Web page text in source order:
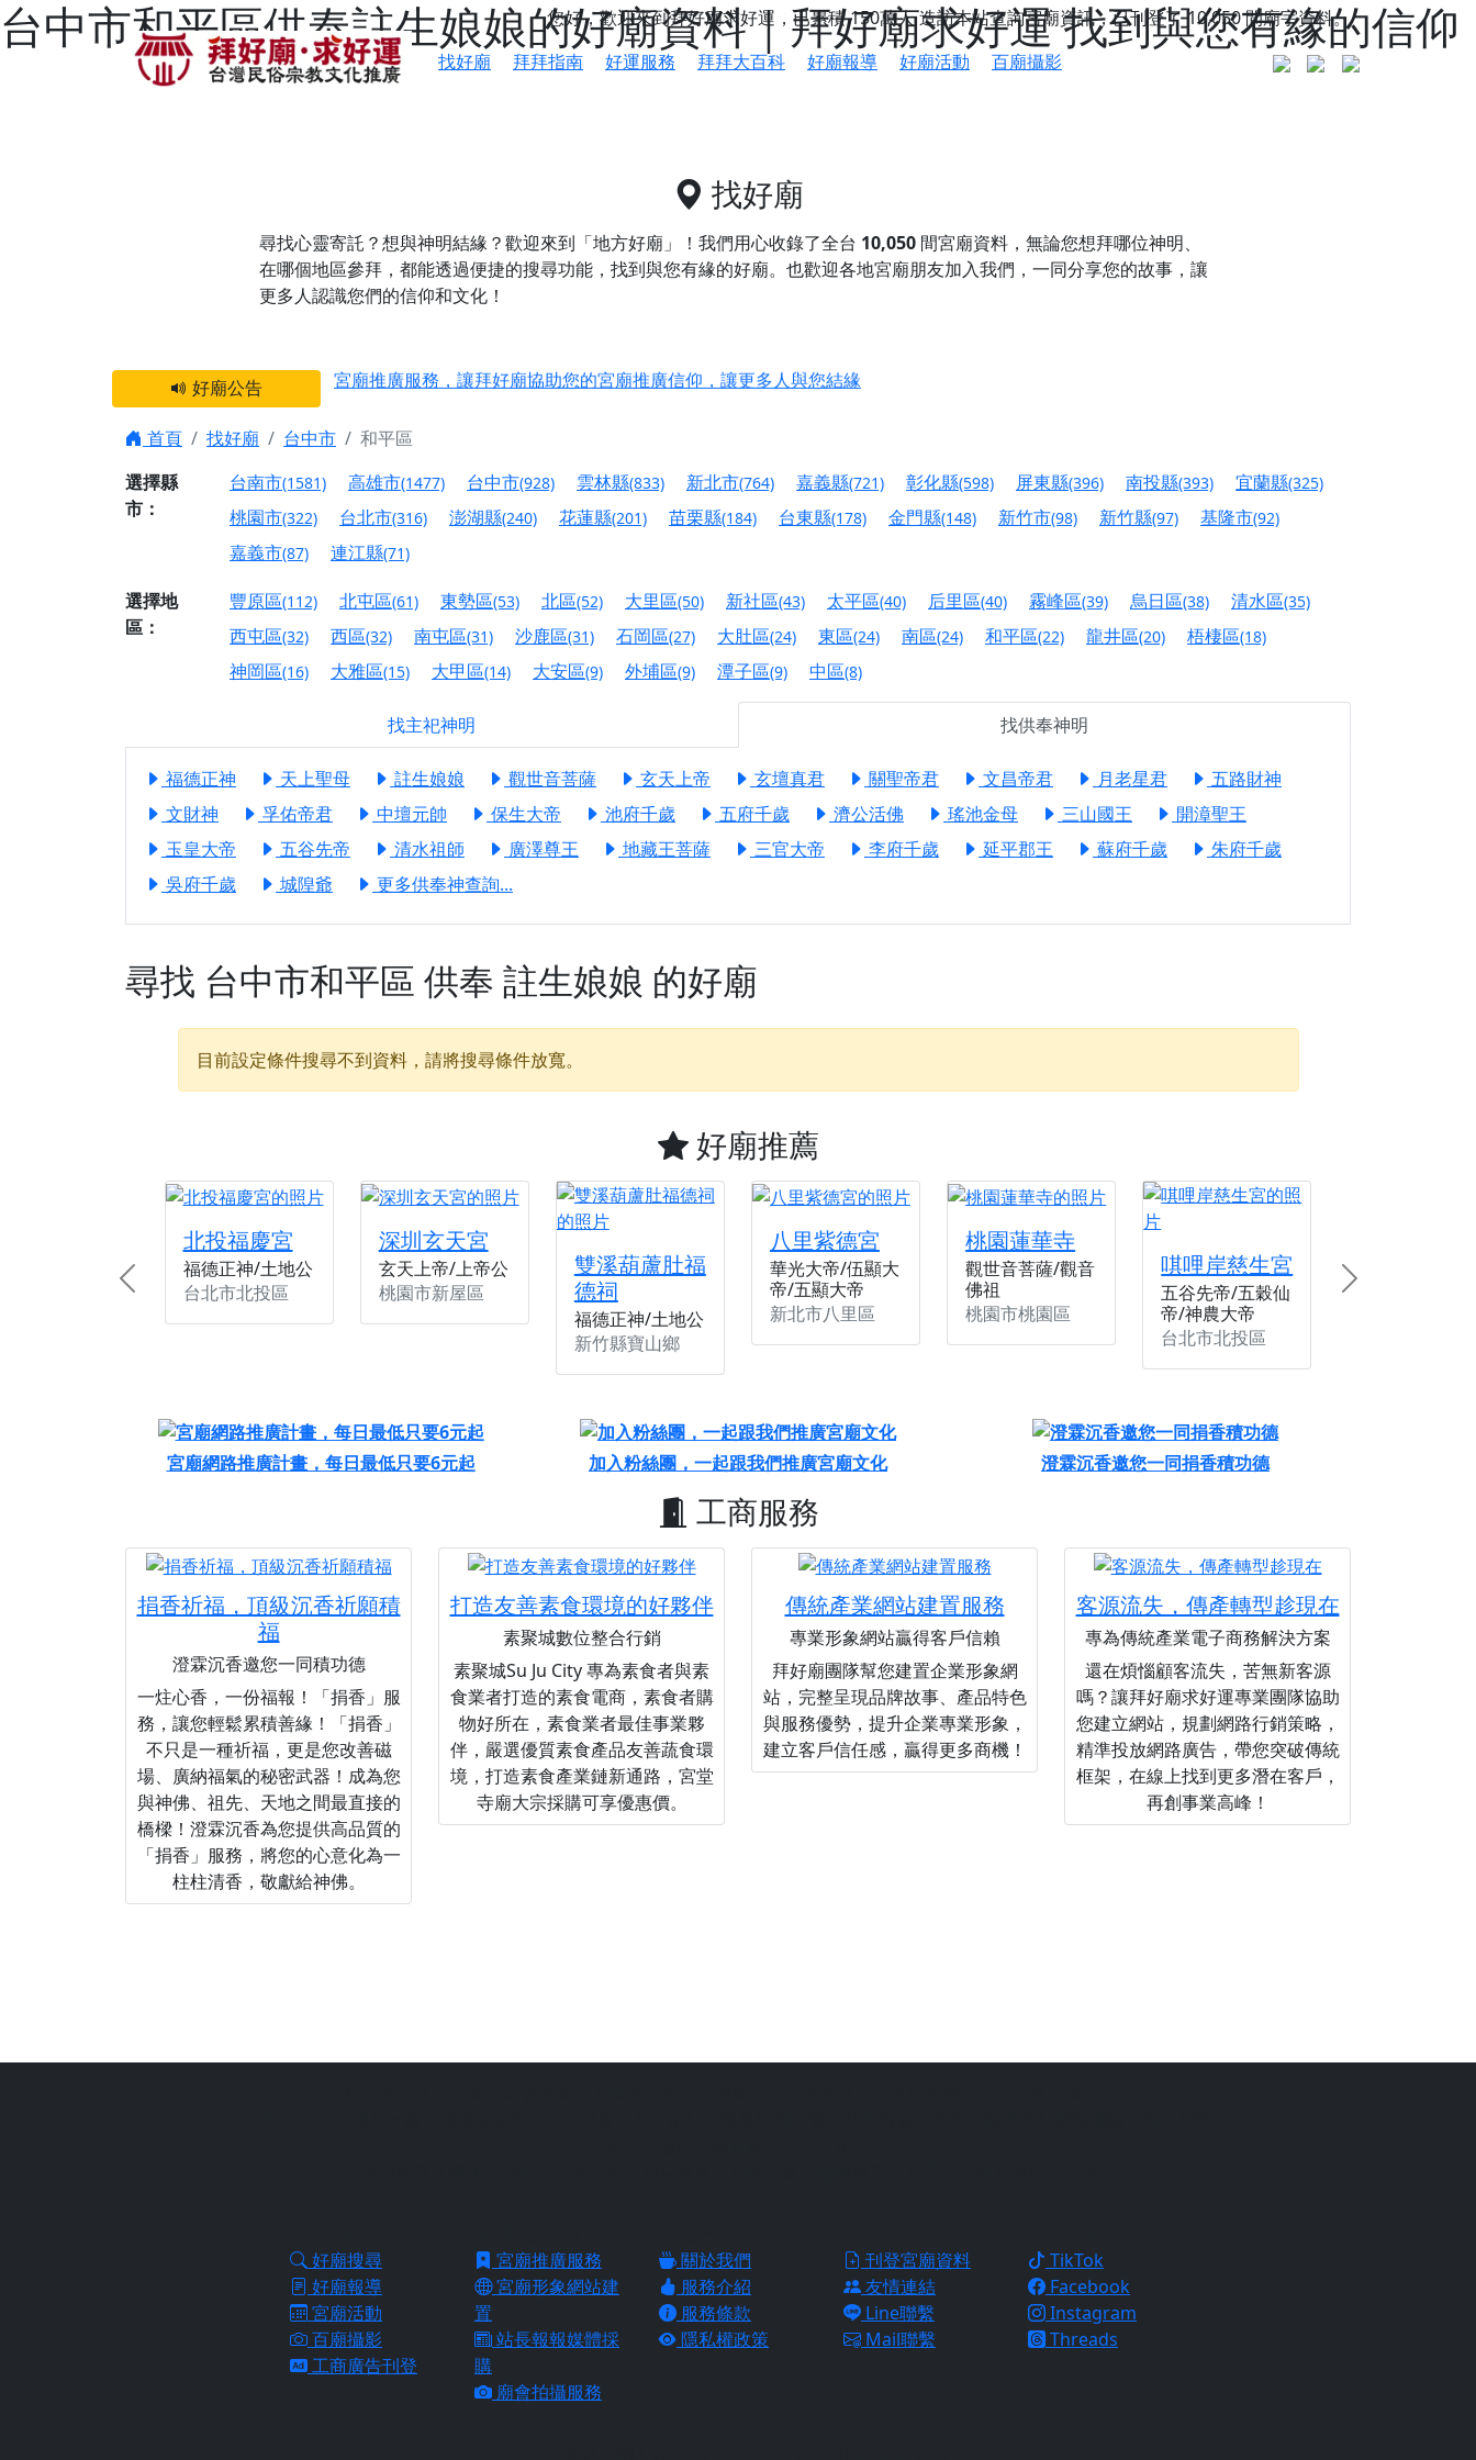
台中市和平區供奉註生娘娘的好廟資料｜拜好廟求好運 找到與您有緣的信仰
您好，歡迎來到拜好廟求好運，已累積150萬人造訪本站查詢宮廟資訊，已刊登了10,050間廟宇資料。
找好廟
拜拜指南 好運服務 拜拜大百科 好廟報導 好廟活動 百廟攝影
找好廟
尋找心靈寄託？想與神明結緣？歡迎來到「地方好廟」！我們用心收錄了全台 10,050 間宮廟資料，無論您想拜哪位神明、
在哪個地區參拜，都能透過便捷的搜尋功能，找到與您有緣的好廟。 也歡迎各地宮廟朋友加入我們，一同分享您的故事，讓
更多人認識您們的信仰和文化！
好廟公告
宮廟推廣服務，讓拜好廟協助您的宮廟推廣信仰，讓更多人與您結緣
之旅」！
【台北北投 唭哩岸慈生宮】慶讚中元普渡法會，誠摯邀請您一同參與，為自己與家人累積福德、祈求平安好運
【屏東縣獅子鄉 楓港清華山聖天宮】驪山母娘聖誕暨中元普渡大法會，誠邀十方善信大德，一同回到母娘慈悲座前，祈福納祥、慎
終追遠、廣植福田
【桃園市 桃園蓮華寺】盂蘭盆中元報恩法會，這場法會不只是超薦與普渡，更是一份對祖先的感恩、對親人的思念，也是為家人祈
願平安順遂的慈悲心意。
【桃園龜山 慈恩宮】丙午年梁皇寶懺法會，一念虔誠禮寶懺，一分懺悔植福田，誠邀十方善信大德共同參與。
【新北貢寮 南極玉明殿】中元普渡大法會，誠摯歡迎十方善信大德隨喜贊普，為祖先親眷祈求安息，也為自身與家人累積福德、種
【桃園慈善宮(天公廟)】中元普渡交給專業的來，省時省力又積福！「玉皇大帝 大天尊」 親自坐鎮主法！幫你累積的功德福報自然
是「超級加倍」！
【台北北投 福慶宮】慶讚中元普渡法會，誠摯邀請十方善信大德，一同回到北投土地公埔，祈願闔家平安、地方祥和、福運綿長。
【桃園龜山 慈恩宮】瑤池金母聖誕祝壽盛典，邀請十方善信大德蒞臨參香祝壽，同沐母娘慈光，共祈平安吉祥
【桃園龜山 慈恩宮】丙午年慶讚中元普渡法會，正是讓我們用善念與功德，迴向冥陽兩利、闔家平安的殊勝因緣。
【新北八里 紫德宮】丙午年中元普渡讚普超薦法會，普施眾生・慎終追遠・廣植福田
【台北北投金虎爺會】父親節陪爸爸一起闖關趣，邀請大小朋友一起留下珍貴的家庭回憶
【新北八里 紫德宮】父親節奉茶感恩活動，一杯茶，一份心意；一句感謝，一生難忘。
【桃園新屋 深圳玄天宮】農曆七月擴大犒軍科儀，吉祥月不只有普渡祈福，也有一份感謝守護的虔誠心意
【桃園新屋 深圳玄天宮】七娘媽聖誕祝壽慶典，誠摯邀請十方善信大德攜家帶眷前來參香，共同向七娘媽祝壽祈福
【桃園慈善宮(天公廟)】虎爺元帥 開光大典，祈求虎爺神威護持，庇佑闔家平安、財運亨通、事業順遂、百邪退散。
歡迎信眾分享您前往廟宇的參拜體驗，推廣您的信仰
首頁 找好廟 台中市
和平區
選擇縣
市：
台南市(1581) 高雄市(1477) 台中市(928) 雲林縣(833) 新北市(764) 嘉義縣(721) 彰化縣(598) 屏東縣(396) 南投縣(393) 宜蘭縣(325)
桃園市(322) 台北市(316) 澎湖縣(240) 花蓮縣(201) 苗栗縣(184) 台東縣(178) 金門縣(148) 新竹市(98) 新竹縣(97) 基隆市(92)
嘉義市(87) 連江縣(71)
選擇地
區：
豐原區(112) 北屯區(61) 東勢區(53) 北區(52) 大里區(50) 新社區(43) 太平區(40) 后里區(40) 霧峰區(39) 烏日區(38) 清水區(35)
西屯區(32) 西區(32) 南屯區(31) 沙鹿區(31) 石岡區(27) 大肚區(24) 東區(24) 南區(24) 和平區(22) 龍井區(20) 梧棲區(18)
神岡區(16) 大雅區(15) 大甲區(14) 大安區(9) 外埔區(9) 潭子區(9) 中區(8)
找主祀神明 找供奉神明
福德正神 天上聖母 註生娘娘 觀世音菩薩 玄天上帝 玄壇真君 關聖帝君 文昌帝君 月老星君
五路財神
文財神
孚佑帝君 中壇元帥 保生大帝 池府千歲 五府千歲 濟公活佛 瑤池金母 三山國王
開漳聖王
玉皇大帝
五谷先帝 清水祖師 廣澤尊王 地藏王菩薩 三官大帝 李府千歲 延平郡王 蘇府千歲
朱府千歲
吳府千歲
城隍爺 更多供奉神查詢...
尋找 台中市和平區 供奉 註生娘娘 的好廟
目前設定條件搜尋不到資料，請將搜尋條件放寬。
好廟推薦
北投福慶宮
福德正神/土地公
台北市北投區
深圳玄天宮
玄天上帝/上帝公
桃園市新屋區
雙溪葫蘆肚福
德祠
福德正神/土地公
新竹縣寶山鄉
八里紫德宮
華光大帝/伍顯大
帝/五顯大帝
新北市八里區
桃園蓮華寺
觀世音菩薩/觀音
佛祖
桃園市桃園區
唭哩岸慈生宮
五谷先帝/五穀仙
帝/神農大帝
台北市北投區
Previous Next
宮廟網路推廣計畫，每日最低只要6元起 加入粉絲團，一起跟我們推廣宮廟文化 澄霖沉香邀您一同捐香積功德
工商服務
捐香祈福，頂級沉香祈願積
福
澄霖沉香邀您一同積功德
一炷心香，一份福報！「捐香」服
務，讓您輕鬆累積善緣！「捐香」
不只是一種祈福，更是您改善磁
場、廣納福氣的秘密武器！成為您
與神佛、祖先、天地之間最直接的
橋樑！澄霖沉香為您提供高品質的
「捐香」服務，將您的心意化為一
柱柱清香，敬獻給神佛。
打造友善素食環境的好夥伴
素聚城數位整合行銷
素聚城Su Ju City 專為素食者與素
食業者打造的素食電商，素食者購
物好所在，素食業者最佳事業夥
伴，嚴選優質素食產品友善蔬食環
境，打造素食產業鏈新通路，宮堂
寺廟大宗採購可享優惠價。
傳統產業網站建置服務
專業形象網站贏得客戶信賴
拜好廟團隊幫您建置企業形象網
站，完整呈現品牌故事、產品特色
與服務優勢，提升企業專業形象，
建立客戶信任感，贏得更多商機！
客源流失，傳產轉型趁現在
專為傳統產業電子商務解決方案
還在煩惱顧客流失，苦無新客源
嗎？讓拜好廟求好運專業團隊協助
您建立網站，規劃網路行銷策略，
精準投放網路廣告，帶您突破傳統
框架，在線上找到更多潛在客戶，
再創事業高峰！
好廟搜尋
好廟報導
宮廟活動
百廟攝影
工商廣告刊登
宮廟推廣服務
宮廟形象網站建
置
站長報報媒體採
購
廟會拍攝服務
關於我們
服務介紹
服務條款
隱私權政策
刊登宮廟資料
友情連結
Line聯繫
Mail聯繫
TikTok
Facebook
Instagram
Threads